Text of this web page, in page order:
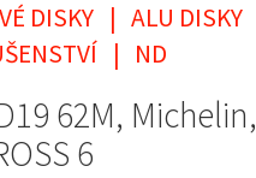
DISKY | ALU DISKY
| ND
62M, Michelin,
6